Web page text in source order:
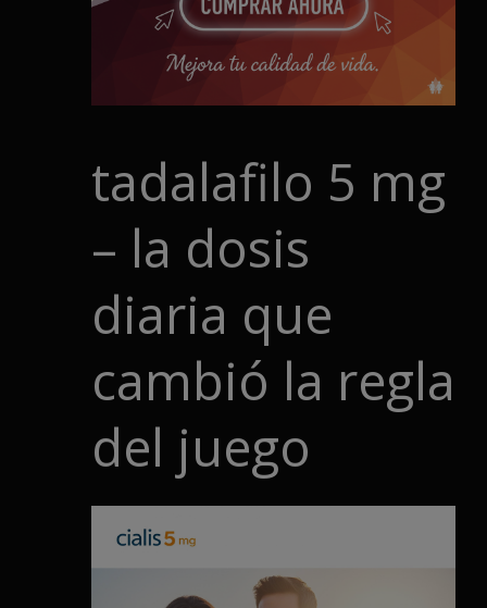
tadalafilo 5 mg
– la dosis
diaria que
cambió la regla
del juego